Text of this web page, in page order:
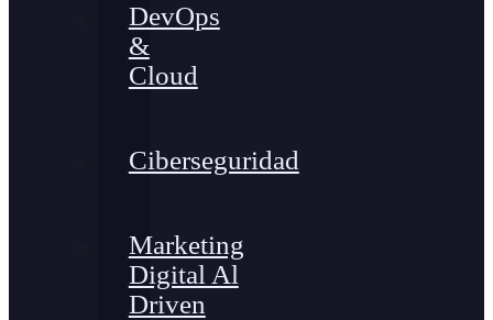
DevOps
&
Cloud
Ciberseguridad
Marketing
Digital Al
Driven